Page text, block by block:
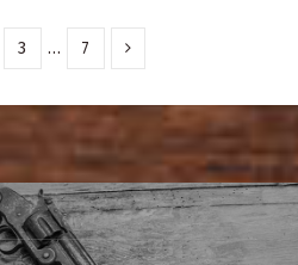
3 … 7